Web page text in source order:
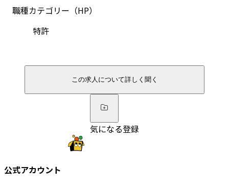
職種カテゴリー（HP）
特許
この求人について詳しく聞く
気になる登録
公式アカウント